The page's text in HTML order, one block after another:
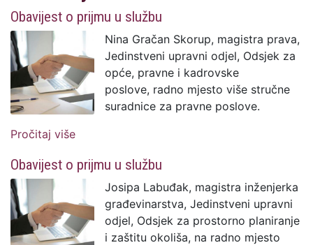
Obavijest o prijmu u službu
Nina Gračan Skorup, magistra prava,
Jedinstveni upravni odjel, Odsjek za
opće, pravne i kadrovske
poslove, radno mjesto više stručne
suradnice za pravne poslove.
Pročitaj više
Obavijest o prijmu u službu
Josipa Labuđak, magistra inženjerka
građevinarstva, Jedinstveni upravni
odjel, Odsjek za prostorno planiranje
i zaštitu okoliša, na radno mjesto